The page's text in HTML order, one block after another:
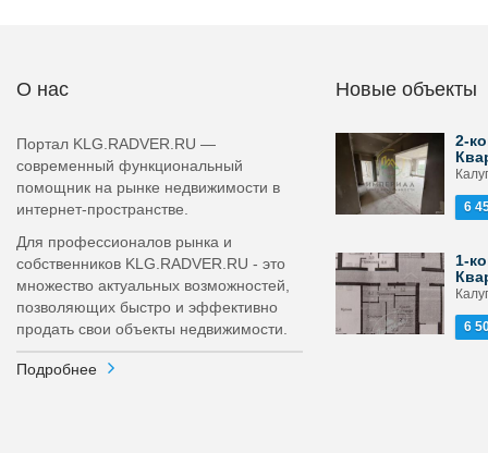
О нас
Портал KLG.RADVER.RU —
современный функциональный
помощник на рынке недвижимости в
интернет-пространстве.
Для профессионалов рынка и
собственников KLG.RADVER.RU - это
множество актуальных возможностей,
позволяющих быстро и эффективно
продать свои объекты недвижимости.
Подробнее
Новые объекты
2-
6
1-
6